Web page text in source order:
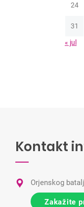
24
31
« jul
Kontakt
Orjenskog
Zakažite